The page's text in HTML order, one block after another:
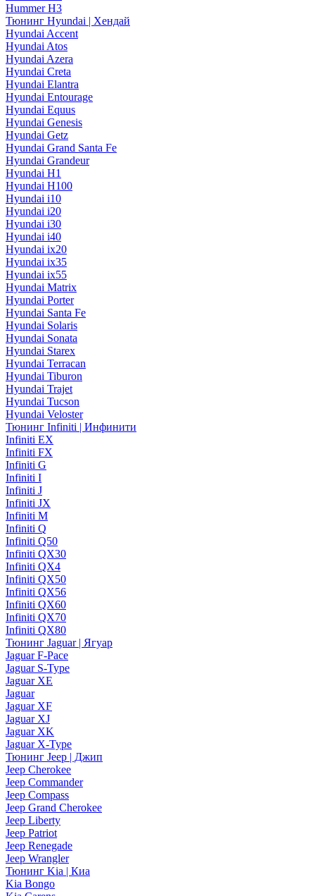
Hummer H3
Тюнинг Hyundai | Хендай
Hyundai Accent
Hyundai Atos
Hyundai Azera
Hyundai Creta
Hyundai Elantra
Hyundai Entourage
Hyundai Equus
Hyundai Genesis
Hyundai Getz
Hyundai Grand Santa Fe
Hyundai Grandeur
Hyundai H1
Hyundai H100
Hyundai i10
Hyundai i20
Hyundai i30
Hyundai i40
Hyundai ix20
Hyundai ix35
Hyundai ix55
Hyundai Matrix
Hyundai Porter
Hyundai Santa Fe
Hyundai Solaris
Hyundai Sonata
Hyundai Starex
Hyundai Terracan
Hyundai Tiburon
Hyundai Trajet
Hyundai Tucson
Hyundai Veloster
Тюнинг Infiniti | Инфинити
Infiniti EX
Infiniti FX
Infiniti G
Infiniti I
Infiniti J
Infiniti JX
Infiniti M
Infiniti Q
Infiniti Q50
Infiniti QX30
Infiniti QX4
Infiniti QX50
Infiniti QX56
Infiniti QX60
Infiniti QX70
Infiniti QX80
Тюнинг Jaguar | Ягуар
Jaguar F-Pace
Jaguar S-Type
Jaguar XE
Jaguar
Jaguar XF
Jaguar XJ
Jaguar XK
Jaguar X-Type
Тюнинг Jeep | Джип
Jeep Cherokee
Jeep Commander
Jeep Compass
Jeep Grand Cherokee
Jeep Liberty
Jeep Patriot
Jeep Renegade
Jeep Wrangler
Тюнинг Kia | Киа
Kia Bongo